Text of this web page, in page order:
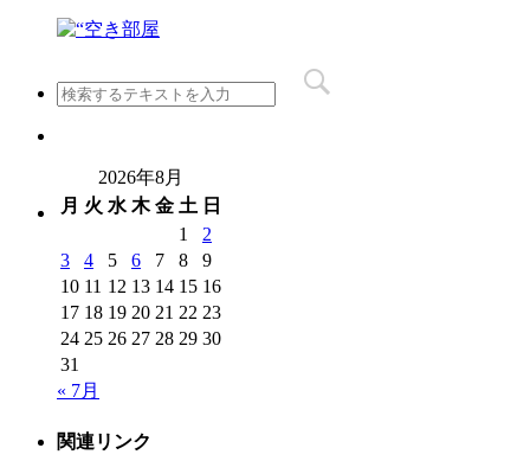
2026年8月
月 火 水 木 金 土 日
1
2
3
4 5 6 7 8
9
10 11 12 13 14 15 16
17 18 19 20 21 22 23
24 25 26 27 28 29 30
31
« 7月
関連リンク